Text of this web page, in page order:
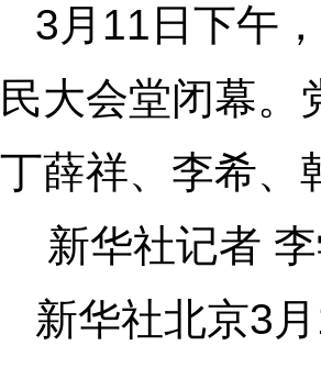
3月11日下午
民大会堂闭幕。
丁薛祥、李希、
新华社记者
新华社北京3